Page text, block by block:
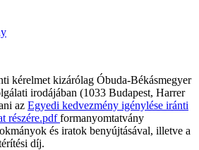
kérelmet kizárólag Óbuda-Békásmegyer
irodájában (1033 Budapest, Harrer
az Egyedi kedvezmény igénylése iránti
részére.pdfformanyomtatvány
és iratok benyújtásával, illetve a
díj.